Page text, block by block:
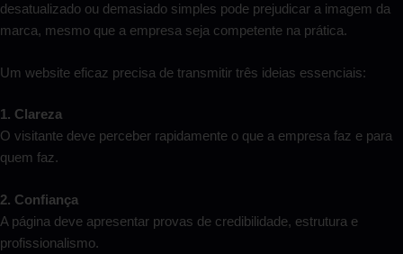
desatualizado ou demasiado simples pode prejudicar a imagem da
marca, mesmo que a empresa seja competente na prática.
Um website eficaz precisa de transmitir três ideias essenciais:
1. Clareza
O visitante deve perceber rapidamente o que a empresa faz e para
quem faz.
2. Confiança
A página deve apresentar provas de credibilidade, estrutura e
profissionalismo.